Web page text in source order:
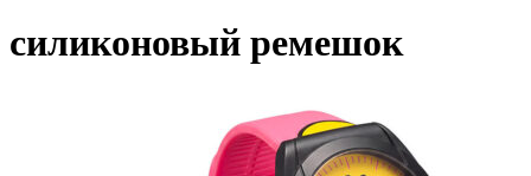
силиконовый ремешок